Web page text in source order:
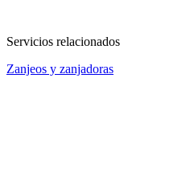
Servicios relacionados
Zanjeos y zanjadoras